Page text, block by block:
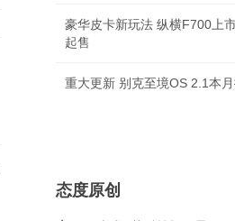
豪华皮卡新玩法 纵横F700上
起售
重大更新 别克至境OS 2.1本
态度原创